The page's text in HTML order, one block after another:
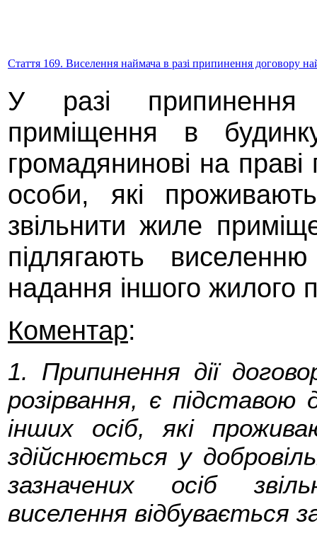
Стаття 169. Виселення наймача в разі припинення договору
У разі
приміщення в
громадянинові на праві
особи, які
звільнити жиле
підлягають
надання іншого жилого
Коментар:
1. Припинення дії
розірвання, є
інших осіб, які
здійснюється у
зазначених осіб
виселення відбувається